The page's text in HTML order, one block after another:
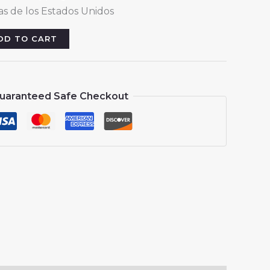
de los Estados Unidos
TO CART
Safe Checkout